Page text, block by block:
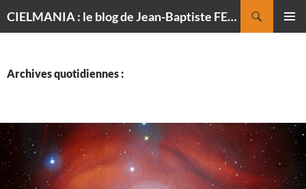
CIELMANIA : le blog de Jean-Baptiste FELDMANN, photographe du ciel
Archives quotidiennes :